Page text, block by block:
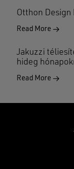
Otthon Design
Read More
Jakuzzi
hideg
Read More